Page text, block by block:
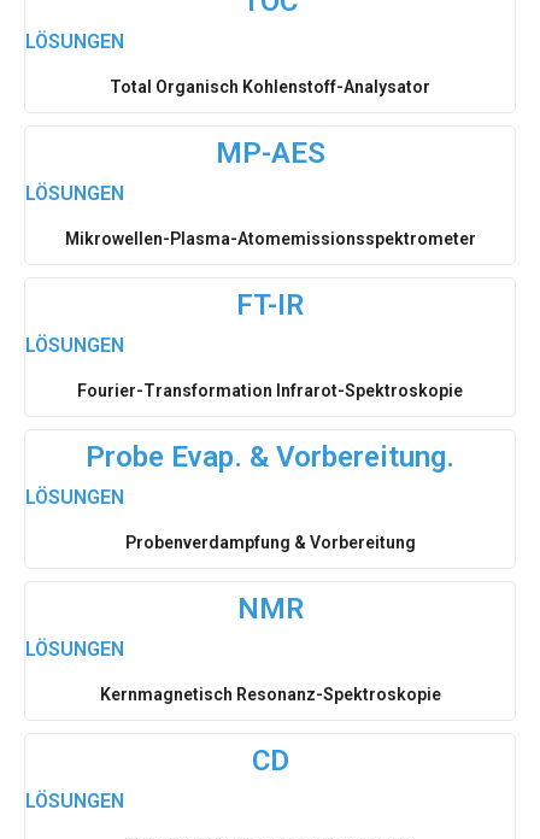
LÖSUNGEN
Total Organisch Kohlenstoff-Analysator
MP-AES
LÖSUNGEN
Mikrowellen-Plasma-Atomemissionsspektrometer
FT-IR
LÖSUNGEN
Fourier-Transformation Infrarot-Spektroskopie
Probe Evap. & Vorbereitung.
LÖSUNGEN
Probenverdampfung & Vorbereitung
NMR
LÖSUNGEN
Kernmagnetisch Resonanz-Spektroskopie
CD
LÖSUNGEN